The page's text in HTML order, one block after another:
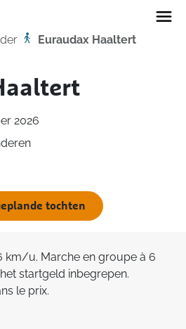
Euraudax Haaltert
2026
tochten
km/u. Marche en groupe à 6
startgeld inbegrepen.
le prix.